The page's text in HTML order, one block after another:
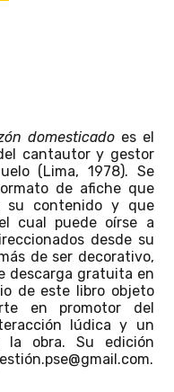
domesticado es el
cantautor y gestor
(Lima, 1978). Se
de afiche que
su contenido y que
cual puede oírse a
desde su
de ser decorativo,
descarga gratuita en
de este libro objeto
en promotor del
lúdica y un
la obra. Su edición